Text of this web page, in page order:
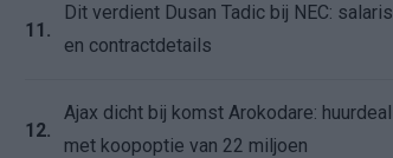
11.
Dit verdient Dusan Tadic bij NEC: salaris
en contractdetails
12.
Ajax dicht bij komst Arokodare: huurdeal
met koopoptie van 22 miljoen